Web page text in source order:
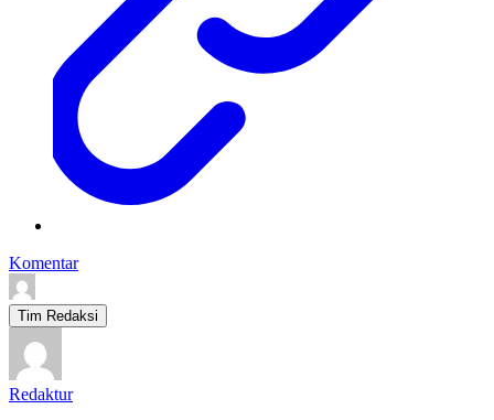
Komentar
Tim Redaksi
Redaktur